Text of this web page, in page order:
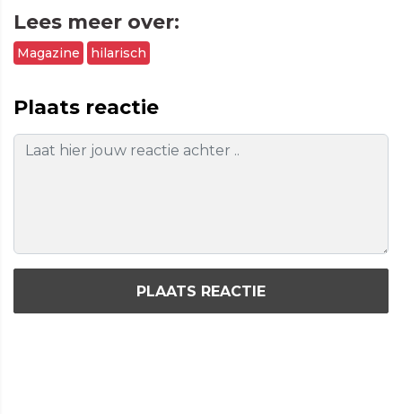
Lees meer over:
Magazine hilarisch
Plaats reactie
PLAATS REACTIE